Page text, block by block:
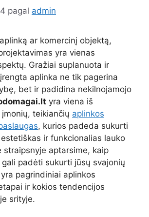
pagal admin
ar komercinį objektą,
yra vienas
Gražiai suplanuota ir
aplinka ne tik pagerina
bet ir padidina nekilnojamojo
yra viena iš
teikiančių aplinkos
, kurios padeda sukurti
ir funkcionalias lauko
straipsnyje aptarsime, kaip
gali padėti sukurti jūsų svajonių
pagrindiniai aplinkos
ir kokios tendencijos
srityje.